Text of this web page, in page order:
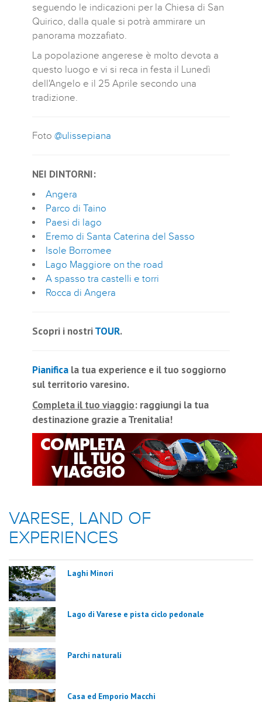
seguendo le indicazioni per la Chiesa di San
Quirico, dalla quale si potrà ammirare un
panorama mozzafiato.
La popolazione angerese è molto devota a
questo luogo e vi si reca in festa il Lunedì
dell'Angelo e il 25 Aprile secondo una
tradizione.
Foto @ulissepiana
NEI DINTORNI:
Angera
Parco di Taino
Paesi di lago
Eremo di Santa Caterina del Sasso
Isole Borromee
Lago Maggiore on the road
A spasso tra castelli e torri
Rocca di Angera
Scopri i nostriTOUR.
Pianifica la tua experience e il tuo soggiorno
sul territorio varesino.
Completa il tuo viaggio: raggiungi la tua
destinazione grazie a Trenitalia!
VARESE, LAND OF
EXPERIENCES
Laghi Minori
Lago di Varese e pista ciclo pedonale
Parchi naturali
Casa ed Emporio Macchi